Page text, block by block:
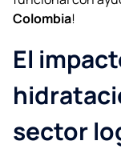
Colombia!
El
sector